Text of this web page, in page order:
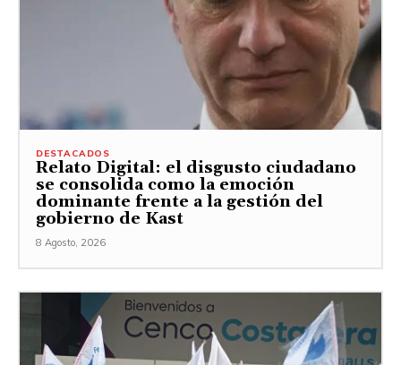
DESTACADOS
Relato Digital: el disgusto ciudadano
se consolida como la emoción
dominante frente a la gestión del
gobierno de Kast
8 Agosto, 2026